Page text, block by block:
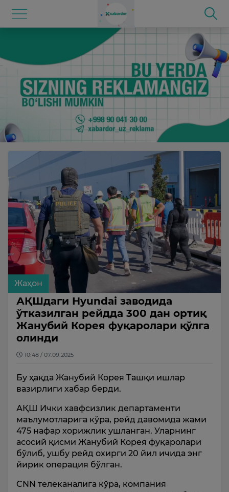
Жаҳон
АҚШдаги Hyundai заводида
ўтказилган рейдда 300 дан ортиқ
Жанубий Корея фуқаролари қўлга
олинди
10:48 / 07.09.2025
Бу ҳақда Жанубий Корея Ташқи ишлар
вазирлиги хабар берди.
АҚШ Ички хавфсизлик департаменти
маълумотларига кўра, рейд давомида жами
475 нафар хорижлик ушланган. Уларнинг
асосий қисми Жанубий Корея фуқаролари
бўлиб, ушбу рейд охирги 20 йил ичида энг
йирик операция бўлган.
CNN телеканалига кўра, компания